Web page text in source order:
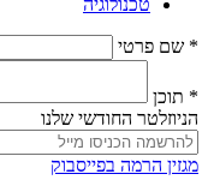
טכנולוגיה
* שם פרטי
* תוכן
הניוזלטר החודשי שלנו
מגזין הרמה בפייסבוק